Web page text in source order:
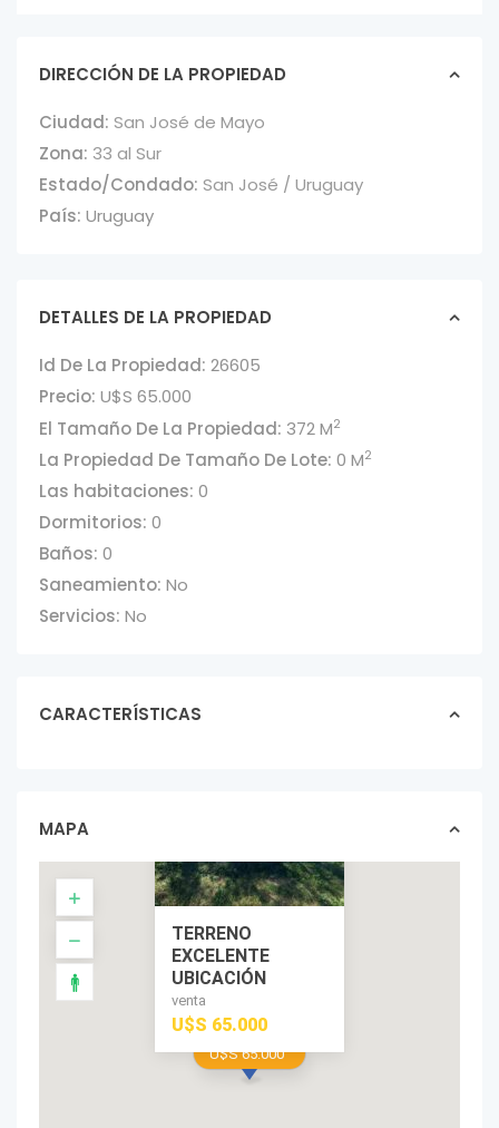
DIRECCIÓN DE LA PROPIEDAD
Ciudad: San José de Mayo
Zona: 33 al Sur
Estado/Condado: San José / Uruguay
País: Uruguay
DETALLES DE LA PROPIEDAD
Id De La Propiedad: 26605
Precio: U$S 65.000
El Tamaño De La Propiedad: 372 M2
La Propiedad De Tamaño De Lote: 0 M2
Las habitaciones: 0
Dormitorios: 0
Baños: 0
Saneamiento: No
Servicios: No
CARACTERÍSTICAS
MAPA
U$S 65.000
TERRENO
EXCELENTE
UBICACIÓN
venta
U$S 65.000